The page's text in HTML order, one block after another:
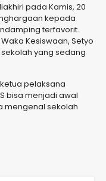
pada Kamis, 20
kepada
terfavorit.
Kesiswaan, Setyo
sekolah yang sedang
ketua pelaksana
bisa menjadi awal
mengenal sekolah